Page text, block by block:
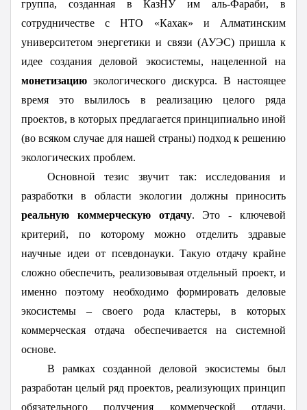
группа, созданная в КазНУ им аль-Фараби, в
сотрудничестве с НТО «Кахак» и Алматинским
университетом энергетики и связи (АУЭС) пришла к
идее создания деловой экосистемы, нацеленной на
монетизацию экологического дискурса. В настоящее
время это вылилось в реализацию целого ряда
проектов, в которых предлагается принципиально иной
(во всяком случае для нашей страны) подход к решению
экологических проблем.
Основной тезис звучит так: исследования и
разработки в области экологии должны приносить
реальную коммерческую отдачу. Это - ключевой
критерий, по которому можно отделить здравые
научные идеи от псевдонауки. Такую отдачу крайне
сложно обеспечить, реализовывая отдельный проект, и
именно поэтому необходимо формировать деловые
экосистемы – своего рода кластеры, в которых
коммерческая отдача обеспечивается на системной
основе.
В рамках созданной деловой экосистемы был
разработан целый ряд проектов, реализующих принцип
обязательного получения коммерческой отдачи.